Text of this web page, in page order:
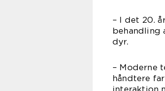
– I det 20.
behandling
dyr.
– Moderne
håndtere